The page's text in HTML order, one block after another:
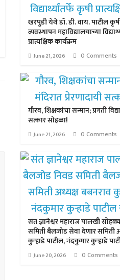
खरपुडी येथे डॉ. डी. वाय. पाटील
व्यवस्थापन महाविद्यालयाच्या
प्रात्यक्षिक कार्यक्रम
June 21, 2026 0 Comments
गौरव, शिक्षकांचा सन्मान; प्रगती
सत्कार सोहळा!
June 21, 2026 0 Comments
संत ज्ञानेश्वर महाराज पालखी
समिती बैलजोड सेवा देणार समिती
कुऱ्हाडे पाटील, नंदकुमार कुऱ्हाडे
June 20, 2026 0 Comments